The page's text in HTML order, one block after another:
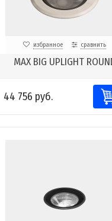
избранное сравнить
MAX BIG UPLIGHT
44 756 руб.